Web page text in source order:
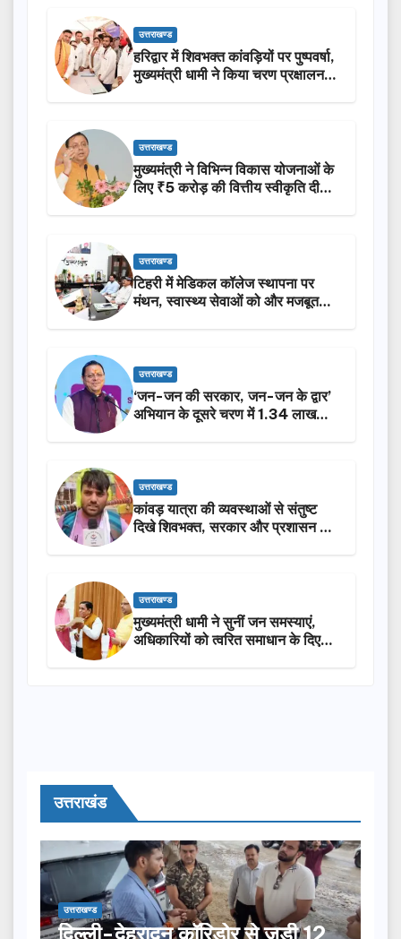
उत्तराखण्ड
हरिद्वार में शिवभक्त कांवड़ियों पर पुष्पवर्षा,
मुख्यमंत्री धामी ने किया चरण प्रक्षालन…
उत्तराखण्ड
मुख्यमंत्री ने विभिन्न विकास योजनाओं के
लिए ₹5 करोड़ की वित्तीय स्वीकृति दी…
उत्तराखण्ड
टिहरी में मेडिकल कॉलेज स्थापना पर
मंथन, स्वास्थ्य सेवाओं को और मजबूत
उत्तराखण्ड
‘जन-जन की सरकार, जन-जन के द्वार’
अभियान के दूसरे चरण में 1.34 लाख
उत्तराखण्ड
कांवड़ यात्रा की व्यवस्थाओं से संतुष्ट
दिखे शिवभक्त, सरकार और प्रशासन की
उत्तराखण्ड
मुख्यमंत्री धामी ने सुनीं जन समस्याएं,
अधिकारियों को त्वरित समाधान के दिए
उत्तराखंड
उत्तराखण्ड
दिल्ली-देहरादून कॉरिडोर से जुड़ी 12